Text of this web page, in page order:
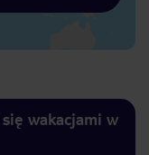
wakacjami w